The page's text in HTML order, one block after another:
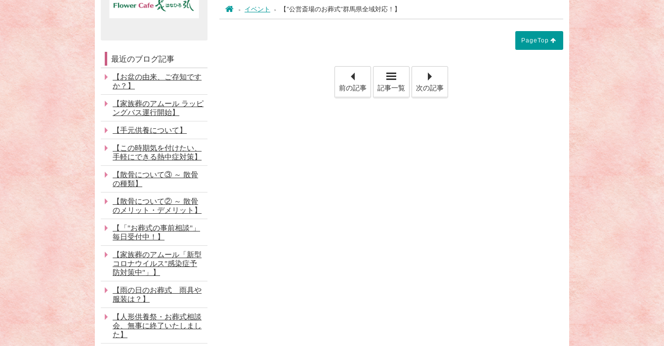
ホーム
イベント 【"公営斎場のお葬式"群馬県全域対応！】
PageTop
前の記事 記事一覧
「【仏式での香典のマナー】」
次の記事
最近のブログ記事
【お盆の由来、ご存知です
か？】
【家族葬のアムール ラッピ
ングバス運行開始】
【手元供養について】
【この時期気を付けたい、
手軽にできる熱中症対策】
【散骨について③ ～ 散骨
の種類】
【散骨について② ～ 散骨
のメリット・デメリット】
【「"お葬式の事前相談"」
毎日受付中！】
【家族葬のアムール「新型
コロナウイルス"感染症予
防対策中"」】
【雨の日のお葬式 雨具や
服装は？】
【人形供養祭・お葬式相談
会、無事に終了いたしまし
た】